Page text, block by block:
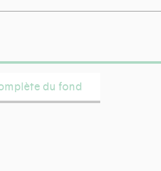
du fond